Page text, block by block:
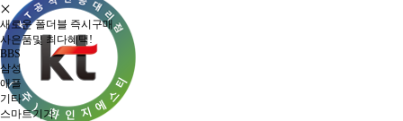
새로운 폴더블 즉시구매
사은품및 최다혜택!
BBS
삼성
애플
기타
스마트기기